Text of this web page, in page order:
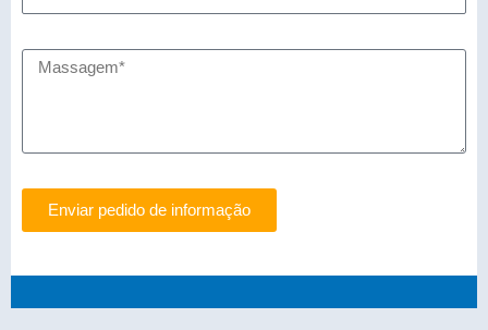
Enviar pedido de informação